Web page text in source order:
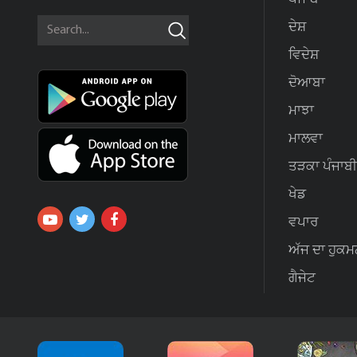
ਦੇਸ਼
ਵਿਦੇਸ਼
ਦੋਆਬਾ
ਮਾਝਾ
ਮਾਲਵਾ
ਤੜਕਾ ਪੰਜਾਬੀ
ਖੇਡ
ਵਪਾਰ
ਅੱਜ ਦਾ
ਗੈਜੇਟ